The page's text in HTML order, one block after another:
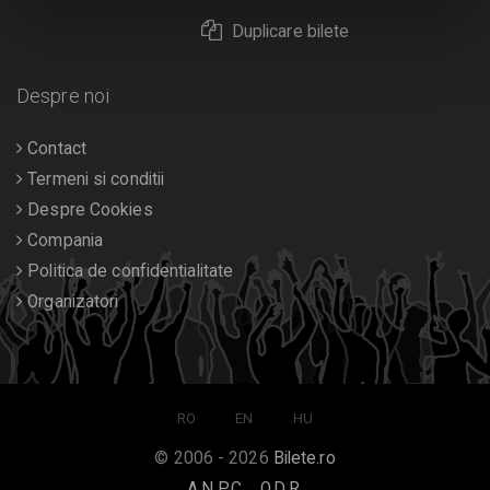
Duplicare bilete
Despre noi
Contact
Termeni si conditii
Despre Cookies
Compania
Politica de confidentialitate
Organizatori
RO EN HU
© 2006 - 2026 Bilete.ro